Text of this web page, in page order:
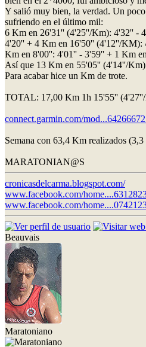
Y salió muy bien, la verdad. Un
sufriendo en el último mil:
6 Km en 26'31'' (4'25''/Km): 4'32'' -
4'20'' + 4 Km en 16'50'' (4'12''/KM):
Km en 8'00'': 4'01'' - 3'59'' + 1 Km
Así que 13 Km en 55'05'' (4'14''/
Para acabar hice un Km de trote.
TOTAL: 17,00 Km 1h 15'55''
connect.garmin.com/
Semana con 63,4 Km realizados
MARATONIAN@S
cronicasdelcarma.blogspot.com/
www.facebook.com/
www.facebook.com/
Beauvais
Maratoniano